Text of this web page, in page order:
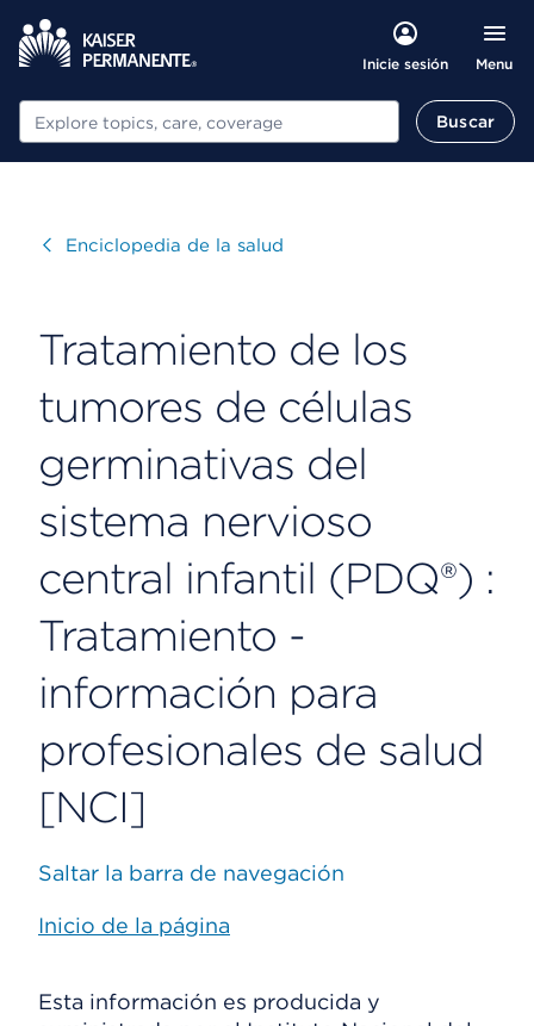
Inicie sesión Menu
Buscar Buscar
Visitar
Enciclopedia de la salud
Tratamiento de los
tumores de células
germinativas del
sistema nervioso
central infantil (PDQ®) :
Tratamiento -
información para
profesionales de salud
[NCI]
Saltar la barra de navegación
Inicio de la página
Esta información es producida y